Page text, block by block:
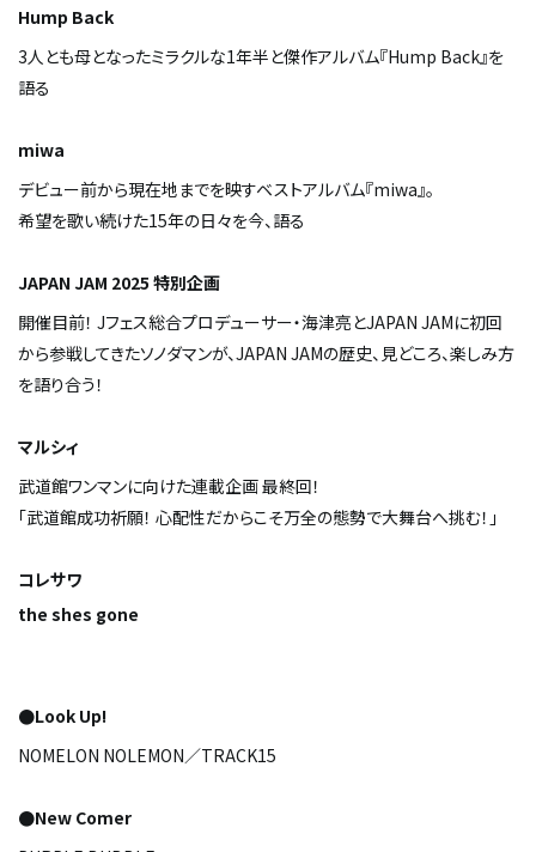
Hump Back
3人とも母となったミラクルな1年半と傑作アルバム『Hump Back』を
語る
miwa
デビュー前から現在地までを映すベストアルバム『miwa』。
希望を歌い続けた15年の日々を今、語る
JAPAN JAM 2025 特別企画
開催目前！ Jフェス総合プロデューサー・海津亮とJAPAN JAMに初回
から参戦してきたソノダマンが、JAPAN JAMの歴史、見どころ、楽しみ方
を語り合う！
マルシィ
武道館ワンマンに向けた連載企画 最終回！
「武道館成功祈願！ 心配性だからこそ万全の態勢で大舞台へ挑む！」
コレサワ
the shes gone
●Look Up!
NOMELON NOLEMON／TRACK15
●New Comer